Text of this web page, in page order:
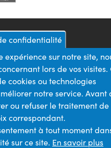
confidentialité
sur notre site,
lors de vos visites.
cookies ou technologies
notre service. Avant
ou refuser le traitement de
correspondant.
à tout moment
sur ce site. En savoir plus